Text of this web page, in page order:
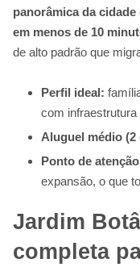
panorâmica da
em menos de 10
de alto padrão que
Perfil ideal:
com infraestrutura
Aluguel médio (2
Ponto de
expansão, o que
Jardim
completa